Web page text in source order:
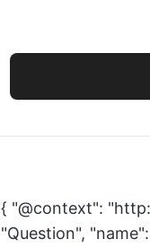
{ "@context":
"Question",